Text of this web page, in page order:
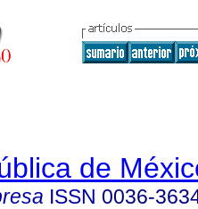
de
ISSN 0036-